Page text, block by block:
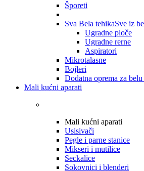
Šporeti
Sva Bela tehikaSve iz
Ugradne ploče
Ugradne rerne
Aspiratori
Mikrotalasne
Bojleri
Dodatna oprema za
Mali kućni aparati
Mali kućni aparati
Usisivači
Pegle i parne stanice
Mikseri i mutilice
Seckalice
Sokovnici i blenderi